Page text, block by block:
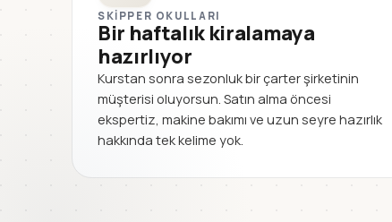
SKIPPER OKULLARI
Bir haftalık kiralamaya
hazırlıyor
Kurstan sonra sezonluk bir çarter şirketinin
müşterisi oluyorsun. Satın alma öncesi
ekspertiz, makine bakımı ve uzun seyre hazırlık
hakkında tek kelime yok.